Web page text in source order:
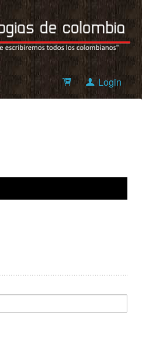
Login